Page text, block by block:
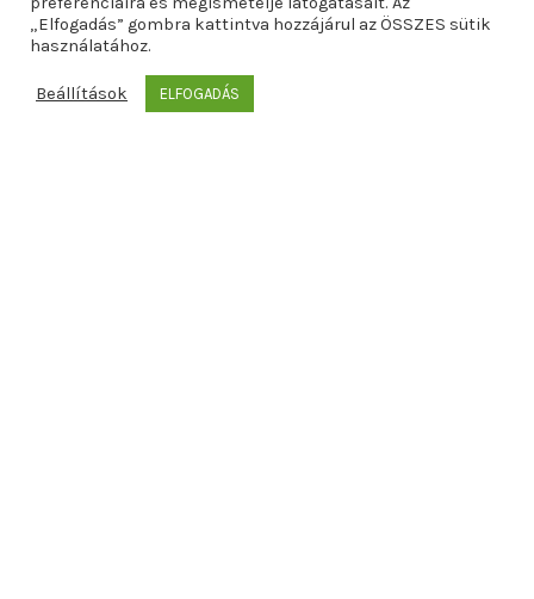
NATÚR SZÜRKE VÁLLTÁSKA BŐR PÁNTTAL - 05 BFM
„Elfogadás” gombra kattintva hozzájárul az ÖSSZES sütik
használatához.
Beállítások ELFOGADÁS